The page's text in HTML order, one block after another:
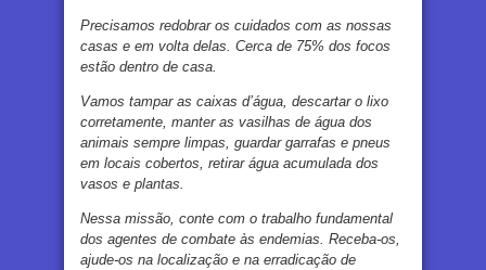
Precisamos redobrar os cuidados com as nossas
casas e em volta delas. Cerca de 75% dos focos
estão dentro de casa.
Vamos tampar as caixas d’água, descartar o lixo
corretamente, manter as vasilhas de água dos
animais sempre limpas, guardar garrafas e pneus
em locais cobertos, retirar água acumulada dos
vasos e plantas.
Nessa missão, conte com o trabalho fundamental
dos agentes de combate às endemias. Receba-os,
ajude-os na localização e na erradicação de